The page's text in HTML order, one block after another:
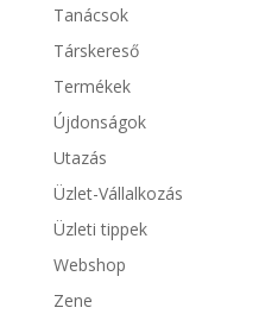
Tanácsok
Társkereső
Termékek
Újdonságok
Utazás
Üzlet-Vállalkozás
Üzleti tippek
Webshop
Zene